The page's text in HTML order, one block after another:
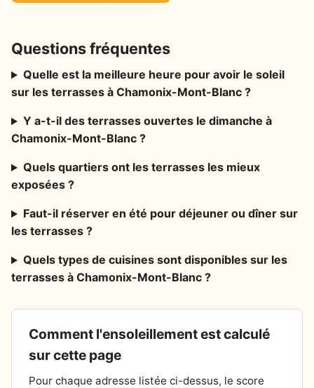
Questions fréquentes
Quelle est la meilleure heure pour avoir le soleil
sur les terrasses à Chamonix-Mont-Blanc ?
Y a-t-il des terrasses ouvertes le dimanche à
Chamonix-Mont-Blanc ?
Quels quartiers ont les terrasses les mieux
exposées ?
Faut-il réserver en été pour déjeuner ou dîner sur
les terrasses ?
Quels types de cuisines sont disponibles sur les
terrasses à Chamonix-Mont-Blanc ?
Comment l'ensoleillement est calculé
sur cette page
Pour chaque adresse listée ci-dessus, le score